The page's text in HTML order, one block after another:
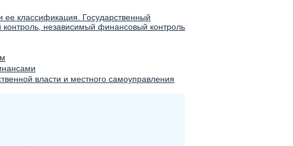
классификация. Государственный
независимый финансовый контроль
власти и местного самоуправления